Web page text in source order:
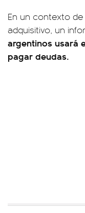
En un contexto
adquisitivo, un
argentinos usará
pagar deudas.